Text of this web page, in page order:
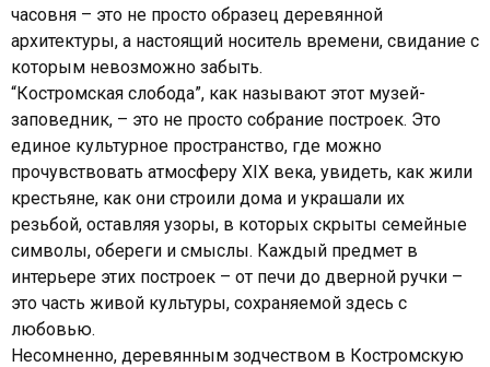
часовня – это не просто образец деревянной
архитектуры, а настоящий носитель времени, свидание с
которым невозможно забыть.
“Костромская слобода”, как называют этот музей-
заповедник, – это не просто собрание построек. Это
единое культурное пространство, где можно
прочувствовать атмосферу XIX века, увидеть, как жили
крестьяне, как они строили дома и украшали их
резьбой, оставляя узоры, в которых скрыты семейные
символы, обереги и смыслы. Каждый предмет в
интерьере этих построек – от печи до дверной ручки –
это часть живой культуры, сохраняемой здесь с
любовью.
Несомненно, деревянным зодчеством в Костромскую